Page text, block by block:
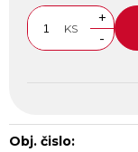
KS
+
-
Obj. čislo: